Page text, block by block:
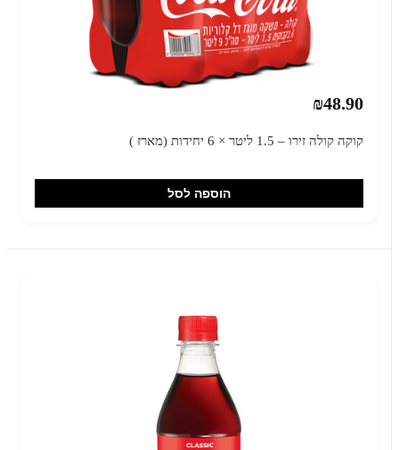
₪48.90
קוקה קולה זירו – 1.5 ליטר × 6 יחידות (מארז )
הוספה לסל